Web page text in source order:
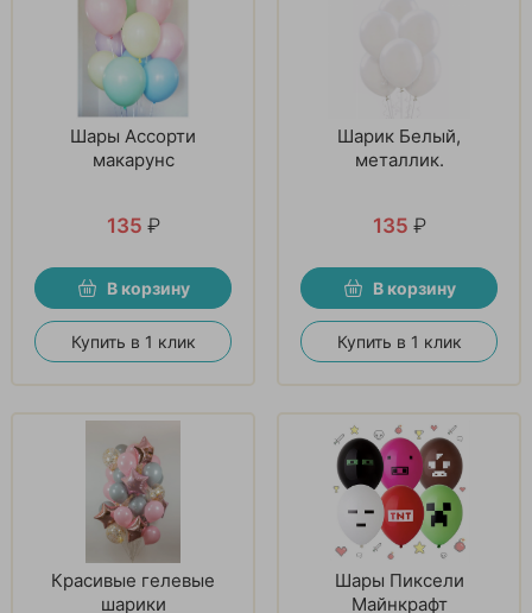
Шары Ассорти
макарунс
135 ₽
В корзину
Купить в 1 клик
Шарик Белый,
металлик.
135 ₽
В корзину
Купить в 1 клик
Красивые гелевые
шарики
Шары Пиксели
Майнкрафт